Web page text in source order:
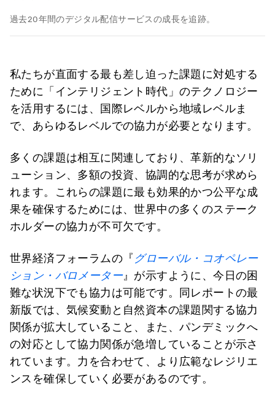
過去20年間のデジタル配信サービスの成長を追跡。
私たちが直面する最も差し迫った課題に対処する
ために「インテリジェント時代」のテクノロジー
を活用するには、国際レベルから地域レベルま
で、あらゆるレベルでの協力が必要となります。
多くの課題は相互に関連しており、革新的なソリ
ューション、多額の投資、協調的な思考が求めら
れます。これらの課題に最も効果的かつ公平な成
果を確保するためには、世界中の多くのステーク
ホルダーの協力が不可欠です。
世界経済フォーラムの『 グローバル・コオペレー
ション・バロメーター』が示すように、今日の困
難な状況下でも協力は可能です。同レポートの最
新版では、気候変動と自然資本の課題関する協力
関係が拡大していること、また、パンデミックへ
の対応として協力関係が急増していることが示さ
れています。力を合わせて、より広範なレジリエ
ンスを確保していく必要があるのです。